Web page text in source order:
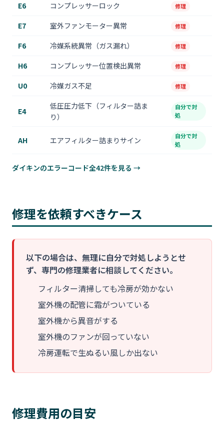
E6 コンプレッサーロック 修理
E7 室外ファンモーター異常 修理
F6 冷媒系統異常（ガス漏れ） 修理
H6 コンプレッサー位置検出異常 修理
U0 冷媒ガス不足 修理
E4
低圧圧力低下（フィルター詰ま
り）
自分で対
処
AH エアフィルター詰まりサイン
自分で対
処
ダイキンのエラーコード全42件を見る →
修理を依頼すべきケース
以下の場合は、無理に自分で対処しようとせ
ず、専門の修理業者に相談してください。
フィルター清掃しても冷房が効かない
室外機の配管に霜がついている
室外機から異音がする
室外機のファンが回っていない
冷房運転で生ぬるい風しか出ない
修理費用の目安